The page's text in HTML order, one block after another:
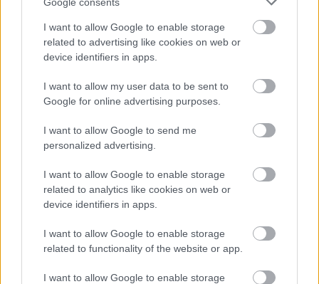
I want to allow Google to enable storage
related to advertising like cookies on web or
device identifiers in apps.
I want to allow my user data to be sent to
Google for online advertising purposes.
I want to allow Google to send me
personalized advertising.
I want to allow Google to enable storage
related to analytics like cookies on web or
device identifiers in apps.
I want to allow Google to enable storage
related to functionality of the website or app.
I want to allow Google to enable storage
ÉLETMÓD